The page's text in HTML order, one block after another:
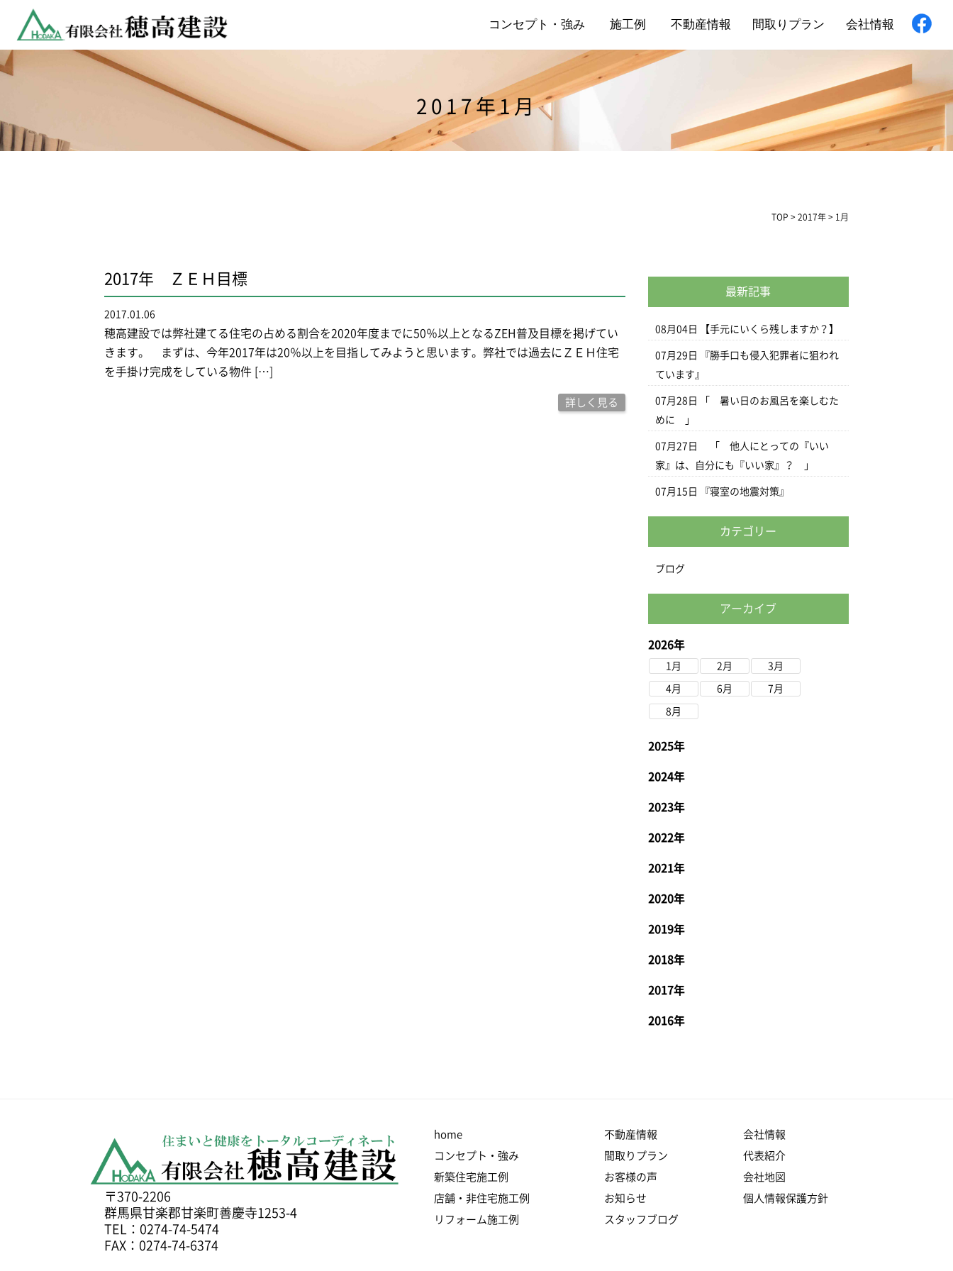
コンセプト・強み 施工例
新築住宅
不動産情報 間取りプラン 会社情報
2017年1月
TOP > 2017年 > 1月
2017年 ＺＥＨ目標
2017.01.06
穂高建設では弊社建てる住宅の占める割合を2020年度までに50％以上となるZEH普及目標を掲げてい
きます。 まずは、今年2017年は20％以上を目指してみようと思います。弊社では過去にＺＥＨ住宅
を手掛け完成をしている物件 […]
詳しく見る
最新記事
08月04日 【手元にいくら残しますか？】
07月29日
『勝手口も侵入犯罪者に狙われ
ています』
07月28日
「 暑い日のお風呂を楽しむた
めに 」
07月27日
「 他人にとっての『いい
家』は、自分にも『いい家』？ 」
07月15日 『寝室の地震対策』
カテゴリー
ブログ
アーカイブ
2026年
1月 2月 3月
4月 6月 7月
8月
2025年
2024年
2023年
2022年
2021年
2020年
2019年
2018年
2017年
2016年
home
コンセプト・強み
新築住宅施工例
店舗・非住宅施工例
リフォーム施工例
不動産情報
間取りプラン
お客様の声
お知らせ
スタッフブログ
会社情報
代表紹介
会社地図
個人情報保護方針
〒370-2206
群馬県甘楽郡甘楽町善慶寺1253-4
TEL：0274-74-5474
FAX：0274-74-6374